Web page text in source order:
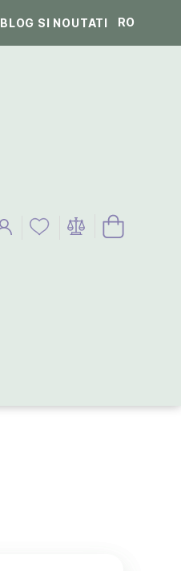
BLOG SI NOUTATI RO